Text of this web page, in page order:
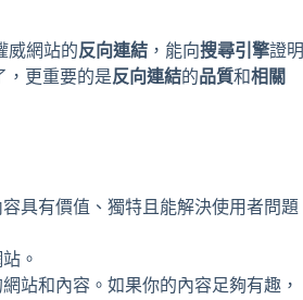
威網站的反向連結 ，能向搜尋引擎證明
，更重要的是反向連結的品質和相關
具有價值、獨特且能解決使用者問題
。
站和內容。如果你的內容足夠有趣，